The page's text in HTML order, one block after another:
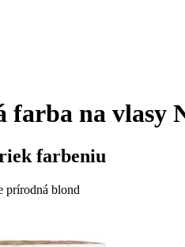
farba na vlasy
farbeniu
prírodná blond